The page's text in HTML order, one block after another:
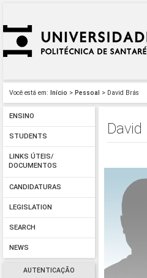
Você está em: Início > Pessoal > David Brás
ENSINO
STUDENTS
LINKS ÚTEIS/
DOCUMENTOS
CANDIDATURAS
LEGISLATION
SEARCH
NEWS
AUTENTICAÇÃO
David